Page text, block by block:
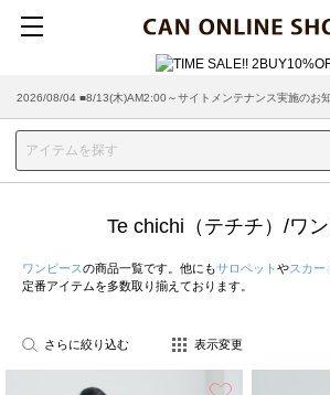
2026/07/29 ■【お知らせ】ヤマト運輸の配送遅延・停止につ
Te chichi（テチチ）/ワ
ワンピースの商品一覧です。他にもサロペット やスカー
定番アイテムを多数取り揃えております。
さらに絞り込む 表示変更